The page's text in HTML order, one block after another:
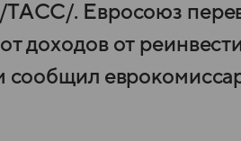
. Евросоюз
доходов от
сообщил